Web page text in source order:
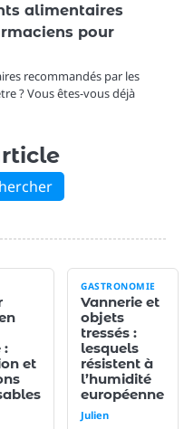
alimentaires
pour
recommandés par les
? Vous êtes-vous déjà
:
et
GASTRONOMIE
Vannerie et
objets
tressés :
lesquels
résistent à
l’humidité
européenne
Julien